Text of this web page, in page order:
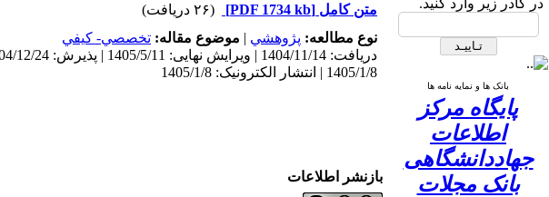
در کادر زیر وارد کنید.
بانک ها و نمایه نامه ها
پایگاه مرکز
اطلاعات
جهاددانشگاهی
بانک مجلات
متن کامل [PDF 1734 kb]
(۲۶ دریافت)
نوع مطالعه: پژوهشي | موضوع مقاله: تخصصي- كيفي
1405/1/8 | انتشار الکترونیک: 1405/1/8
بازنشر اطلاعات